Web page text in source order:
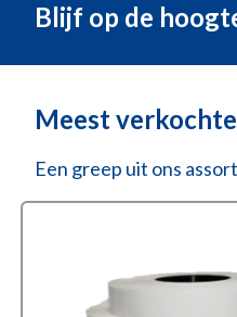
Blijf op de
Meest
Een greep uit ons